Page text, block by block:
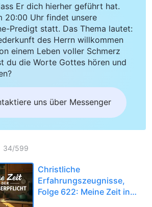
Er dich hierher geführt hat.
20:00 Uhr findet unsere
Predigt statt. Das Thema lautet:
des Herrn willkommen
einem Leben voller Schmerz
du die Worte Gottes hören und
uns über Messenger
34/599
Christliche
Erfahrungszeugnisse,
Folge 622: Meine Zeit in